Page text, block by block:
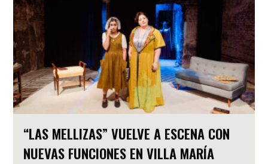
“LAS MELLIZAS” VUELVE A ESCENA CON
NUEVAS FUNCIONES EN VILLA MARÍA